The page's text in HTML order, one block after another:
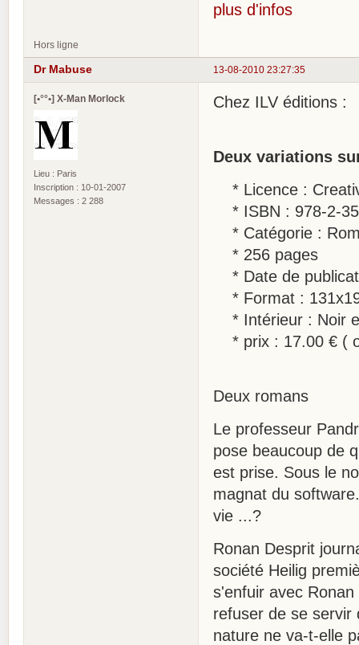
plus d'infos
Hors ligne
13-08-2010 23:27:35
Dr Mabuse
[•°°•] X-Man Morlock
Lieu : Paris
Inscription : 10-01-2007
Messages : 2 288
Chez ILV éditions :
Deux variations
* Licence :
* ISBN : 978-2-
* Catégorie :
* 256 pages
* Date de
* Format :
* Intérieur : Noir
* prix : 17.00 € (
Deux romans
Le professeur
pose beaucoup de
est prise. Sous le
magnat du
vie ...?
Ronan Desprit
société Heilig
s'enfuir avec
refuser de se servir
nature ne va-t-elle